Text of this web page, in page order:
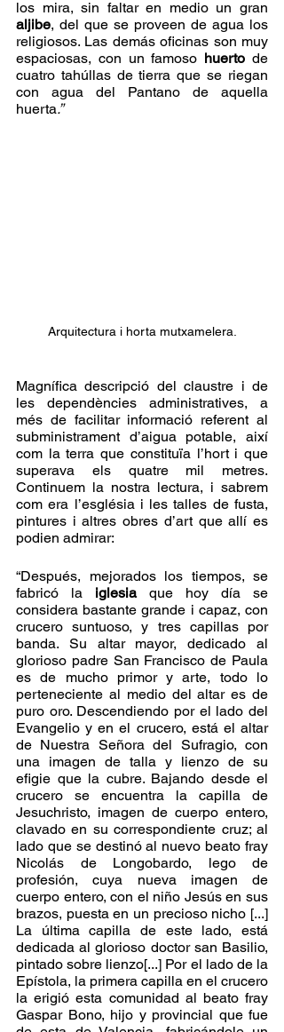
aljibe, del que se proveen de agua los
religiosos. Las demás oficinas son muy
espaciosas, con un famoso huerto de
cuatro tahúllas de tierra que se riegan
con agua del Pantano de aquella
huerta.”
Arquitectura i horta mutxamelera.
Magnífica descripció del claustre i de
les dependències administratives, a
més de facilitar informació referent al
subministrament d’aigua potable, així
com la terra que constituïa l’hort i que
superava els quatre mil metres.
Continuem la nostra lectura, i sabrem
com era l’església i les talles de fusta,
pintures i altres obres d’art que allí es
podien admirar:
“Después, mejorados los tiempos, se
fabricó la iglesia que hoy día se
considera bastante grande i capaz, con
crucero suntuoso, y tres capillas por
banda. Su altar mayor, dedicado al
glorioso padre San Francisco de Paula
es de mucho primor y arte, todo lo
perteneciente al medio del altar es de
puro oro. Descendiendo por el lado del
Evangelio y en el crucero, está el altar
de Nuestra Señora del Sufragio, con
una imagen de talla y lienzo de su
efigie que la cubre. Bajando desde el
crucero se encuentra la capilla de
Jesuchristo, imagen de cuerpo entero,
clavado en su correspondiente cruz; al
lado que se destinó al nuevo beato fray
Nicolás de Longobardo, lego de
profesión, cuya nueva imagen de
cuerpo entero, con el niño Jesús en sus
brazos, puesta en un precioso nicho [...]
La última capilla de este lado, está
dedicada al glorioso doctor san Basilio,
pintado sobre lienzo[...] Por el lado de la
Epístola, la primera capilla en el crucero
la erigió esta comunidad al beato fray
Gaspar Bono, hijo y provincial que fue